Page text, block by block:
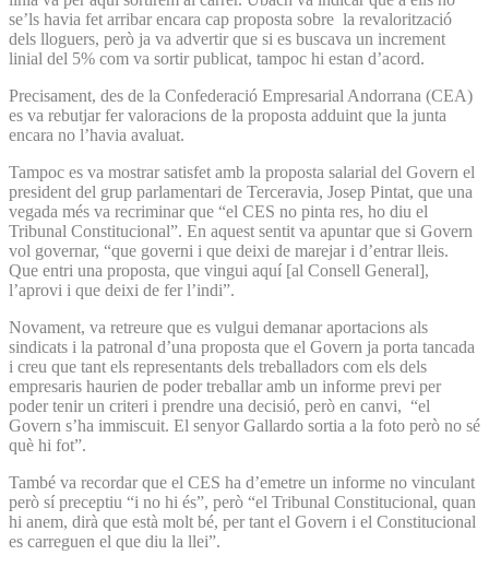
se’ls havia fet arribar encara cap proposta sobre la revalorització
dels lloguers, però ja va advertir que si es buscava un increment
linial del 5% com va sortir publicat, tampoc hi estan d’acord.
Precisament, des de la Confederació Empresarial Andorrana (CEA)
es va rebutjar fer valoracions de la proposta adduint que la junta
encara no l’havia avaluat.
Tampoc es va mostrar satisfet amb la proposta salarial del Govern el
president del grup parlamentari de Terceravia, Josep Pintat, que una
vegada més va recriminar que “el CES no pinta res, ho diu el
Tribunal Constitucional”. En aquest sentit va apuntar que si Govern
vol governar, “que governi i que deixi de marejar i d’entrar lleis.
Que entri una proposta, que vingui aquí [al Consell General],
l’aprovi i que deixi de fer l’indi”.
Novament, va retreure que es vulgui demanar aportacions als
sindicats i la patronal d’una proposta que el Govern ja porta tancada
i creu que tant els representants dels treballadors com els dels
empresaris haurien de poder treballar amb un informe previ per
poder tenir un criteri i prendre una decisió, però en canvi, “el
Govern s’ha immiscuit. El senyor Gallardo sortia a la foto però no sé
què hi fot”.
També va recordar que el CES ha d’emetre un informe no vinculant
però sí preceptiu “i no hi és”, però “el Tribunal Constitucional, quan
hi anem, dirà que està molt bé, per tant el Govern i el Constitucional
es carreguen el que diu la llei”.